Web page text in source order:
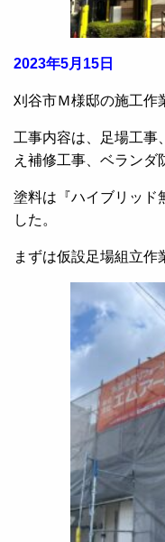
2023年5月15日
刈谷市Ｍ様邸の施工作
工事内容は、足場工事
え補修工事、ベランダ
塗料は『ハイブリッド
した。
まずは仮設足場組立作